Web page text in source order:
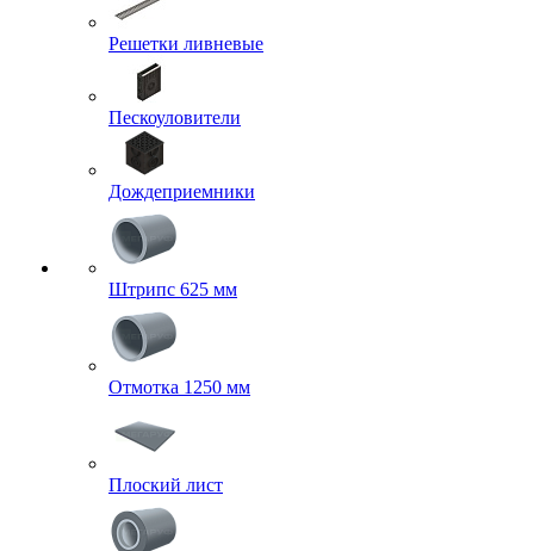
Решетки ливневые
Пескоуловители
Дождеприемники
Штрипс 625 мм
Отмотка 1250 мм
Плоский лист